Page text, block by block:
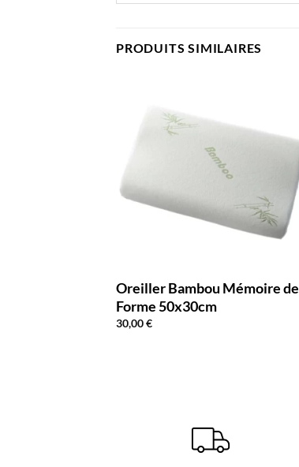
PRODUITS SIMILAIRES
Oreiller Bambou Mémoire de
Forme 50x30cm
30,00€